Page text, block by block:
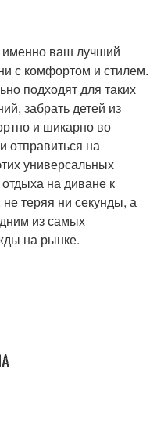
ваш лучший
с комфортом и стилем.
подходят для таких
забрать детей из
и шикарно во
отправиться на
универсальных
на диване к
не теряя ни секунды, а
из самых
на рынке.